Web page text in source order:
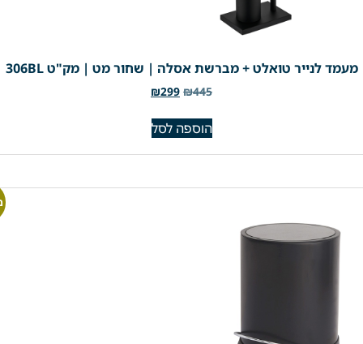
מעמד לנייר טואלט + מברשת אסלה | שחור מט | מק"ט 306BL
₪445
₪299
הוספה לסל